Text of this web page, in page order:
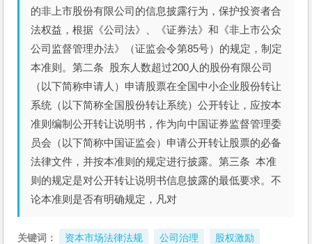
的非上市股份有限公司的信息披露行为，保护投资者合
法权益，根据《公司法》、《证券法》和《非上市公众
公司监督管理办法》（证监会令第85号）的规定，制定
本准则。第二条 股东人数超过200人的股份有限公司
（以下简称申请人）申请股票在全国中小企业股份转让
系统（以下简称全国股份转让系统）公开转让，应按本
准则编制公开转让说明书，作为向中国证券监督管理委
员会（以下简称中国证监会）申请公开转让股票的必备
法律文件，并按本准则的规定进行披露。第三条 本准
则的规定是对公开转让说明书信息披露的最低要求。不
论本准则是否有明确规定，凡对
关键词： 资本市场法律法规 公司治理 股权激励